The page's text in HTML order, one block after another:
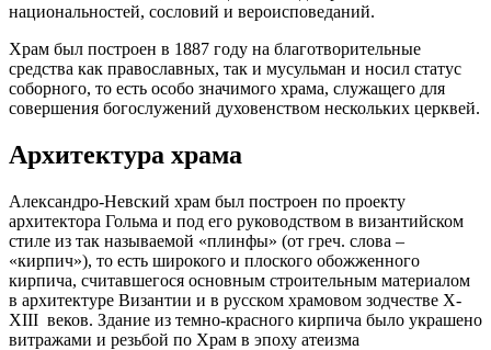
национальностей, сословий и вероисповеданий.
Храм был построен в 1887 году на благотворительные
средства как православных, так и мусульман и носил статус
соборного, то есть особо значимого храма, служащего для
совершения богослужений духовенством нескольких церквей.
Архитектура храма
Александро-Невский храм был построен по проекту
архитектора Гольма и под его руководством в византийском
стиле из так называемой «плинфы» (от греч. слова –
«кирпич»), то есть широкого и плоского обожженного
кирпича, считавшегося основным строительным материалом
в архитектуре Византии и в русском храмовом зодчестве X-
XIII веков. Здание из темно-красного кирпича было украшено
витражами и резьбой по Храм в эпоху атеизма